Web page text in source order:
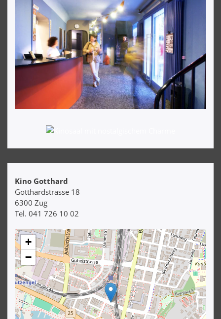
Kino Gotthard
Gotthardstrasse 18
6300 Zug
Tel. 041 726 10 02
+
−